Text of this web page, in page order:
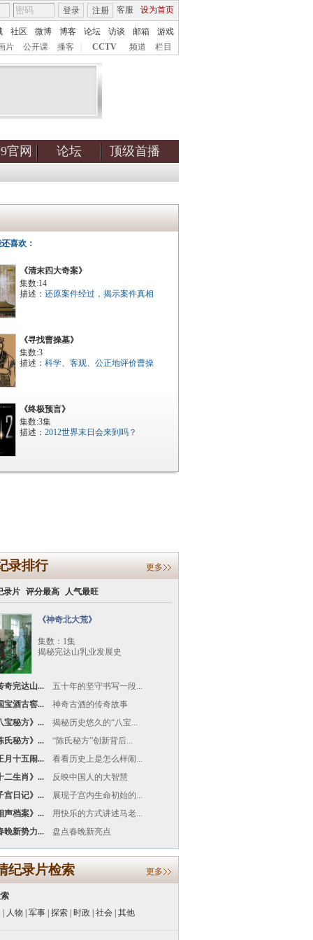
客服 设为首页
登录 注册
社区 微博 博客 论坛 访谈 邮箱
游戏
片
公开课 播客 CCTV 频道 栏目
官网 论坛 顶级首播
喜欢：
《清末四大奇案》
集数:14
描述： 还原案件经过，揭示案件真相
《寻找曹操墓》
集数:3
描述： 科学、客观、公正地评价曹操
《终极预言》
集数:3集
描述： 2012世界末日会来到吗？
录排行 更多
录片 评分最高 人气最旺
《神奇北大荒》
集数：1集
揭秘完达山乳业发展史
奇完达山...
五十年的坚守书写一段...
宝酒古窖...
神奇古酒的传奇故事
宝秘方》...
揭秘历史悠久的“八宝...
氏秘方》...
“陈氏秘方”创新背后...
月十五闹...
看看历史上是怎么样闹...
二生肖》...
反映中国人的大智慧
宫日记》...
展现子宫内生命初始的...
声档案》...
用快乐的方式讲述马老...
晚新势力...
盘点春晚新亮点
纪录片检索 更多
人物 军事 探索 时政 社会 其他